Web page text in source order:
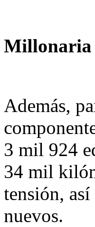
Millonaria
Además,
3 mil 924
34 mil
tensión,
nuevos.